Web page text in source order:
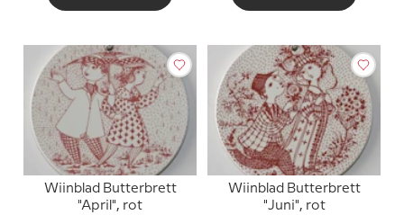
Wiinblad Butterbrett
"April", rot
Wiinblad Butterbrett
"Juni", rot